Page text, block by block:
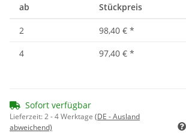
ab Stückpreis
2 98,40 € *
4
97,40 € *
Sofort verfügbar
Lieferzeit:2 - 4 Werktage (DE - Ausland
abweichend)